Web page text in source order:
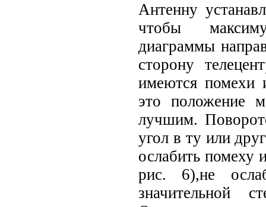
Антенну
чтобы
диаграммы
сторону
имеются помехи
это положение
лучшим.
угол в ту или
ослабить помеху
рис. 6),не
значительной